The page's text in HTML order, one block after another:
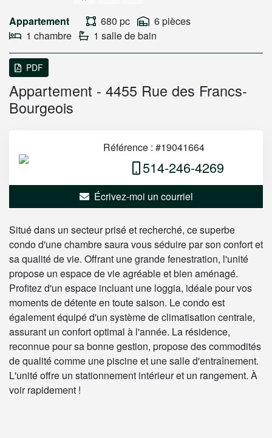
Appartement 680 pc
6 pièces
1 chambre
1 salle de bain
PDF
Appartement - 4455 Rue des Francs-
Bourgeois
Référence : #19041664
514-246-4269
Écrivez-moi un courriel
Situé dans un secteur prisé et recherché, ce superbe
condo d'une chambre saura vous séduire par son confort et
sa qualité de vie. Offrant une grande fenestration, l'unité
propose un espace de vie agréable et bien aménagé.
Profitez d'un espace incluant une loggia, idéale pour vos
moments de détente en toute saison. Le condo est
également équipé d'un système de climatisation centrale,
assurant un confort optimal à l'année. La résidence,
reconnue pour sa bonne gestion, propose des commodités
de qualité comme une piscine et une salle d'entraînement.
L'unité offre un stationnement intérieur et un rangement. À
voir rapidement !